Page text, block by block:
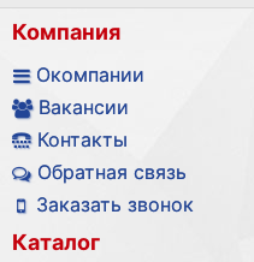
Компания
Окомпании
Вакансии
Контакты
Обратная связь
Заказать звонок
Каталог